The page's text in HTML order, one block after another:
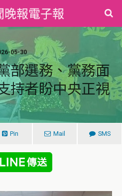
晚報電子報
05-30
部選務、黨務面
持者盼中央正視
Pin Mail SMS